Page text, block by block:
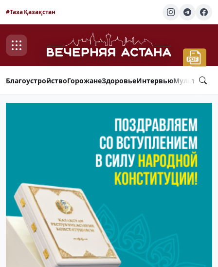
#Таза Қазақстан
БлагоустройствоГорожанеЗдоровьеИнтервью